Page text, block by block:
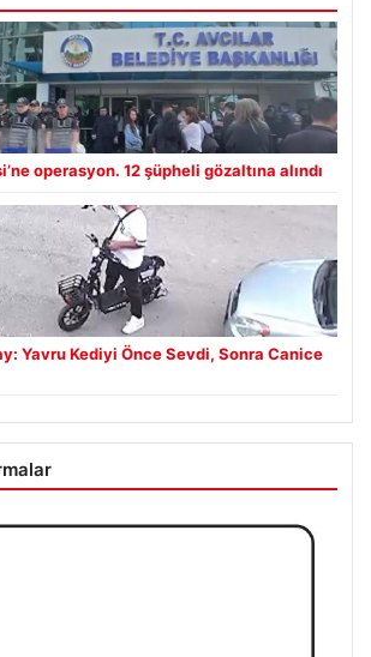
operasyon. 12 şüpheli gözaltına alındı
Yavru Kediyi Önce Sevdi, Sonra Canice
ilk! Emlak Konut güvencesi Dap vizyonuyla
ev modeli
İkramiyeleri Ne Zaman Yatacak? Emekli
Güncel Bilgiler
operasyon. 12 şüpheli gözaltına alındı